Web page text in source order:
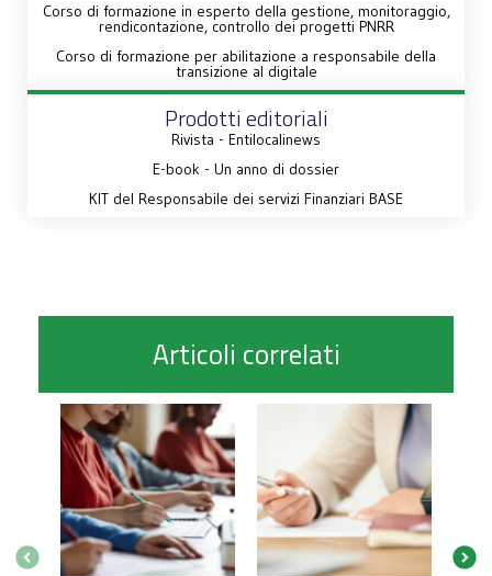
Corso di formazione in esperto della gestione, monitoraggio,
rendicontazione, controllo dei progetti PNRR
Corso di formazione per abilitazione a responsabile della
transizione al digitale
Prodotti editoriali
Rivista - Entilocalinews
E-book - Un anno di dossier
KIT del Responsabile dei servizi Finanziari BASE
Articoli correlati